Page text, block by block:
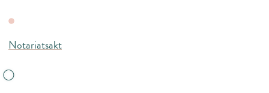
Notariatsakt
O